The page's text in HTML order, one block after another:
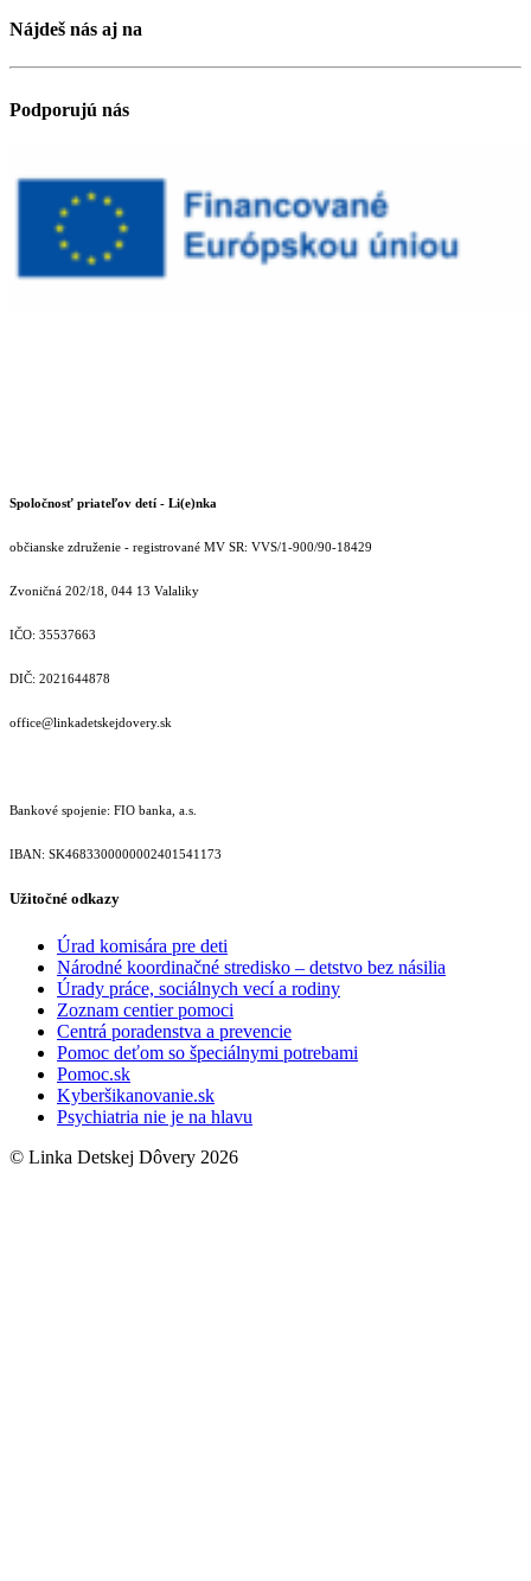
Nájdeš nás aj na
Podporujú nás
Spoločnosť priateľov detí - Li(e)nka
občianske združenie - registrované MV SR: VVS/1-900/90-18429
Zvoničná 202/18, 044 13 Valaliky
IČO: 35537663
DIČ: 2021644878
office@linkadetskejdovery.sk
Bankové spojenie: FIO banka, a.s.
IBAN: SK46833000000­02401541173
Užitočné odkazy
Úrad komisára pre deti
Národné koordinačné stredisko – detstvo bez násilia
Úrady práce, sociálnych vecí a rodiny
Zoznam centier pomoci
Centrá poradenstva a prevencie
Pomoc deťom so špeciálnymi potrebami
Pomoc.sk
Kyberšikanovanie.sk
Psychiatria nie je na hlavu
© Linka Detskej Dôvery 2026